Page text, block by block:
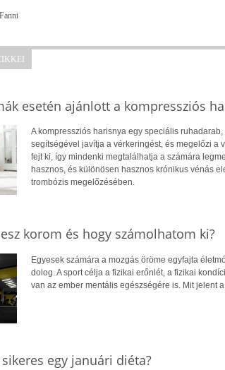
esetén ajánlott a kompressziós
A kompressziós harisnya egy speciális
segítségével javítja a vérkeringést, és megelőzi a
fejt ki, így mindenki megtalálhatja a számára
hasznos, és különösen hasznos krónikus vénás
trombózis megelőzésében.
korom és hogy számolhatom ki?
Egyesek számára a mozgás öröme egyfajta
dolog. A sport célja a fizikai erőnlét, a fizikai
van az ember mentális egészségére is. Mit jelent
egy januári diéta?